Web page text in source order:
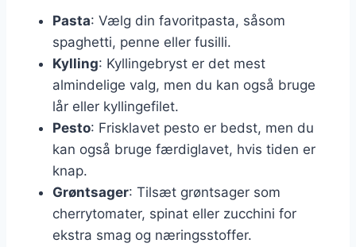
Pasta: Vælg din favoritpasta, såsom
spaghetti, penne eller fusilli.
Kylling: Kyllingebryst er det mest
almindelige valg, men du kan også bruge
lår eller kyllingefilet.
Pesto: Frisklavet pesto er bedst, men du
kan også bruge færdiglavet, hvis tiden er
knap.
Grøntsager: Tilsæt grøntsager som
cherrytomater, spinat eller zucchini for
ekstra smag og næringsstoffer.